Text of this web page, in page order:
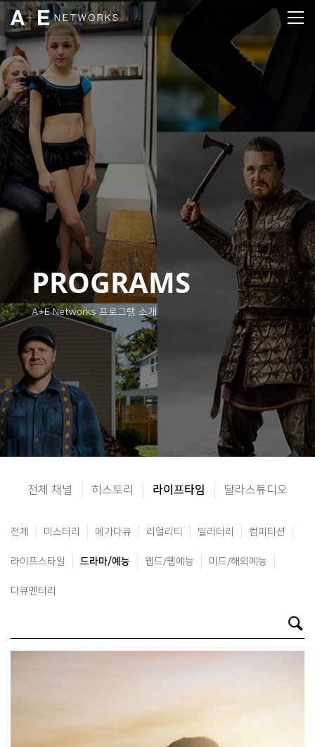
PROGRAMS
A+E Networks 프로그램 소개
전체 채널 히스토리 라이프타임 달라스튜디오
전체 미스터리 메가다큐 리얼리티 밀리터리 컴피티션
라이프스타일 드라마/예능 웹드/웹예능 미드/해외예능
다큐멘터리